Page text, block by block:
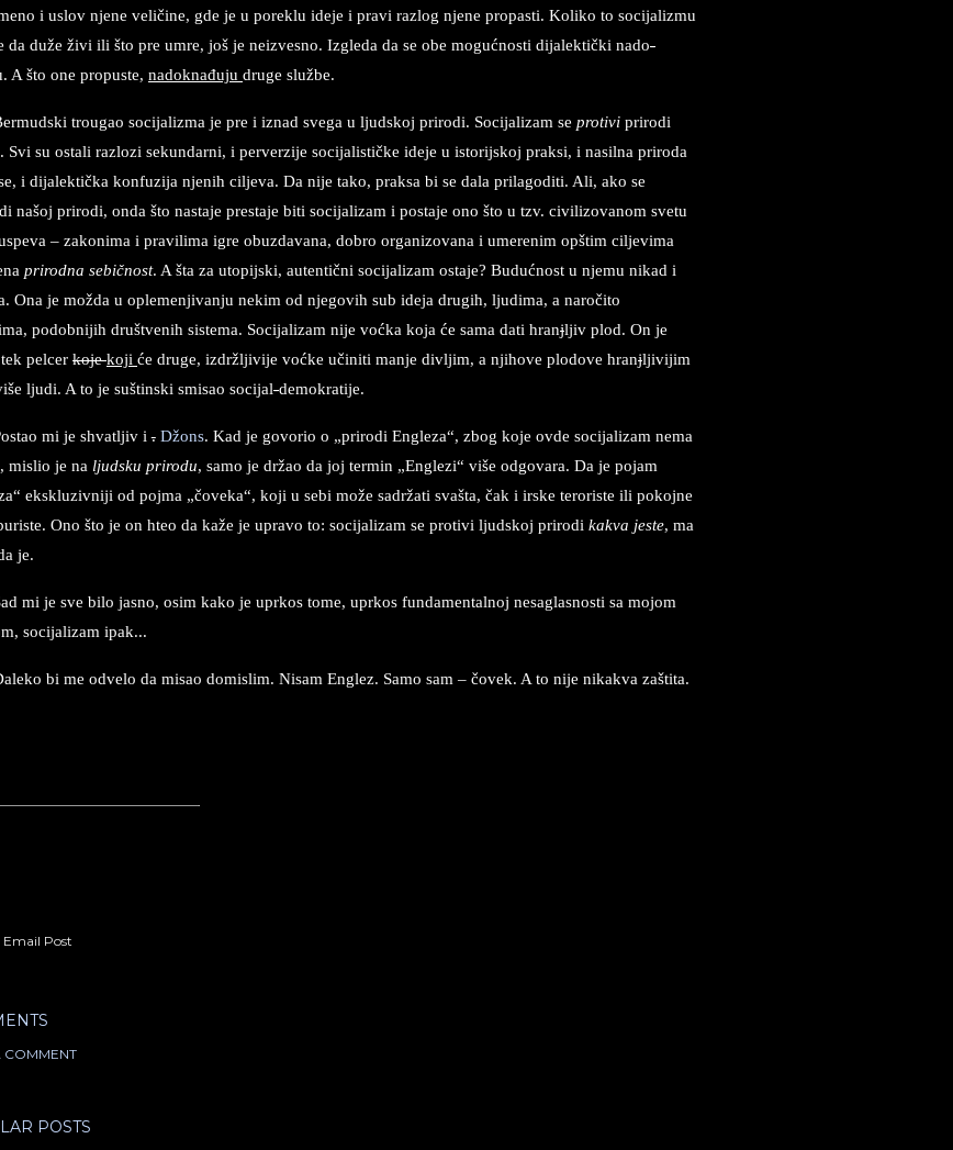
i uslov njene veličine, gde je u poreklu ideje i pravi razlog njene propasti. Koliko to socijalizmu
da duže živi ili što pre umre, još je neizvesno. Izgleda da se obe mogućnosti dijalektički nado-
A što one propuste, nadoknađuju druge službe.
trougao socijalizma je pre i iznad svega u ljudskoj prirodi. Socijalizam se protiviprirodi
Svi su ostali razlozi sekundarni, i perverzije socijalističke ideje u istorijskoj praksi, i nasilna priroda
i dijalektička konfuzija njenih ciljeva. Da nije tako, praksa bi se dala prilagoditi. Ali, ako se
našoj prirodi, onda što nastaje prestaje biti socijalizam i postaje ono što u tzv. civilizovanom svetu
– zakonima i pravilima igre obuzdavana, dobro organizovana i umerenim opštim ciljevima
prirodna sebičnost. A šta za utopijski, autentični socijalizam ostaje? Budućnost u njemu nikad i
Ona je možda u oplemenjivanju nekim od njegovih sub ideja drugih, ljudima, a naročito
podobnijih društvenih sistema. Socijalizam nije voćka koja će sama dati hranjljiv plod. On je
pelcer kojekoji će druge, izdržljivije voćke učiniti manje divljim, a njihove plodove hranjljivijim
ljudi. A to je suštinski smisao socijal-demokratije.
mi je shvatljiv i. Džons. Kad je govorio o „prirodi Engleza“, zbog koje ovde socijalizam nema
mislio je na ljudsku prirodu, samo je držao da joj termin „Englezi“ više odgovara. Da je pojam
ekskluzivniji od pojma „čoveka“, koji u sebi može sadržati svašta, čak i irske teroriste ili pokojne
Ono što je on hteo da kaže je upravo to: socijalizam se protivi ljudskoj prirodi kakva jeste, ma
je.
mi je sve bilo jasno, osim kako je uprkos tome, uprkos fundamentalnoj nesaglasnosti sa mojom
socijalizam ipak...
bi me odvelo da misao domislim. Nisam Englez. Samo sam – čovek. A to nije nikakva zaštita.
Email Post
COMMENT
POSTS